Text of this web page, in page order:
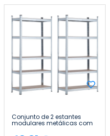
Conjunto de 2 estantes
modulares metálicas com